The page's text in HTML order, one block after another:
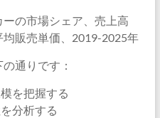
の市場シェア、売上高
均販売単価、2019-2025年
通りです：
を把握する
分析する